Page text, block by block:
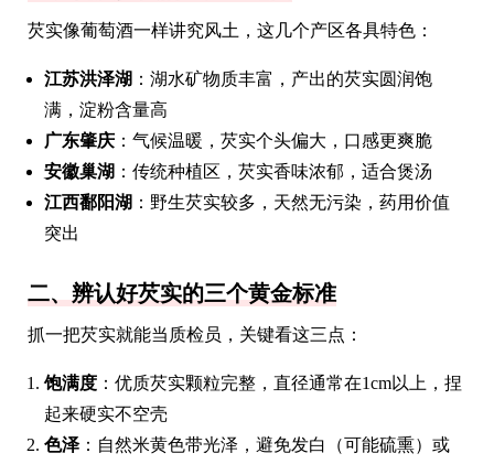
芡实像葡萄酒一样讲究风土，这几个产区各具特色：
江苏洪泽湖 ：湖水矿物质丰富，产出的芡实圆润饱
满，淀粉含量高
广东肇庆 ：气候温暖，芡实个头偏大，口感更爽脆
安徽巢湖 ：传统种植区，芡实香味浓郁，适合煲汤
江西鄱阳湖 ：野生芡实较多，天然无污染，药用价值
突出
二、辨认好芡实的三个黄金标准
抓一把芡实就能当质检员，关键看这三点：
饱满度 ：优质芡实颗粒完整，直径通常在1cm以上，捏
起来硬实不空壳
色泽：自然米黄色带光泽，避免发白（可能硫熏）或